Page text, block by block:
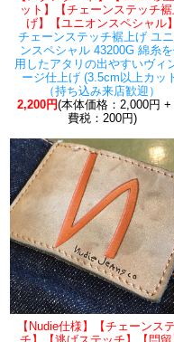
ット】【チェーンステッチ
げ】【ユニオンスペシャル】
チェーンステッチ裾上げ ユ
ンスペシャル 43200G 綿糸
用したアタリの出やすいヴィ
ージ仕上げ (3.5cm以上カッ
（持ち込み来店歓迎）
2,200円(本体価格：2,000円 +
費税：200円)
【Nudie仕様】【チェーンス